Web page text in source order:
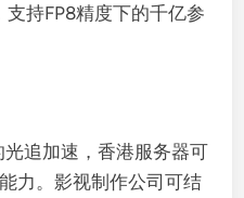
持FP8精度下的千亿参
追加速，香港服务器可
力。影视制作公司可结